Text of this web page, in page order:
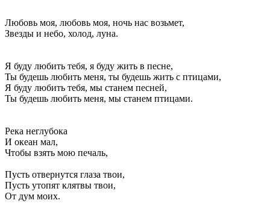
Любовь моя, любовь моя, ночь нас возьмет,
Звезды и небо, холод, луна.
Я буду любить тебя, я буду жить в песне,
Ты будешь любить меня, ты будешь жить с птицами,
Я буду любить тебя, мы станем песней,
Ты будешь любить меня, мы станем птицами.
Река неглубока
И океан мал,
Чтобы взять мою печаль,
Пусть отвернутся глаза твои,
Пусть утопят клятвы твои,
От дум моих.